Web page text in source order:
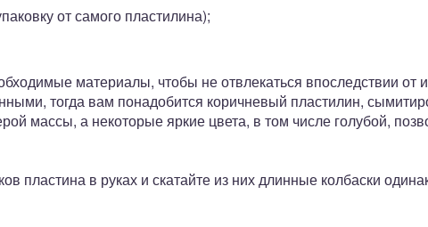
от самого пластилина);
материалы, чтобы не отвлекаться впоследствии от
тогда вам понадобится коричневый пластилин,
массы, а некоторые яркие цвета, в том числе голубой,
пластина в руках и скатайте из них длинные колбаски